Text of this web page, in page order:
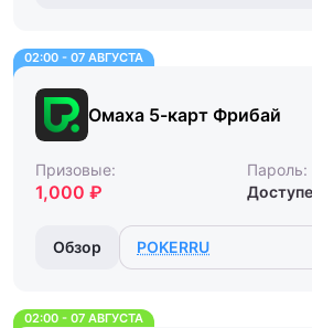
02:00 - 07 АВГУСТА
Омаха 5-карт Фрибай
Призовые:
1,000 ₽
Пароль:
Обзор POKERRU
02:00 - 07 АВГУСТА